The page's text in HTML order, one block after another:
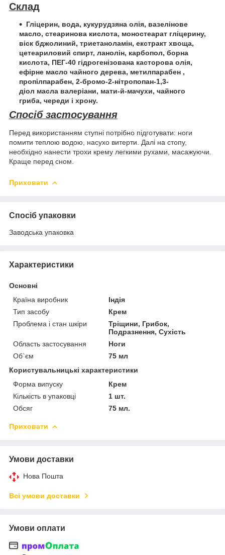
Склад
Гліцерин, вода, кукурудзяна олія, вазелінове
масло, стеаринова кислота, моностеарат гліцерину,
віск бджолиний, триетаноламін, екстракт хвоща,
цетеариловий спирт, ланолін, карбопол, борна
кислота, ПЕГ-40 гідрогенізована касторова олія,
ефірне масло чайного дерева, метилпарабен ,
пропілпарабен, 2-бромо-2-нітропопан-1,3-
діол масла валеріани, мати-й-мачухи, чайного
гриба, череди і хрону.
Спосіб застосування
Перед використанням ступні потрібно підготувати: ноги
помити теплою водою, насухо витерти. Далі на стопу,
необхідно нанести трохи крему легкими рухами, масажуючи.
Краще перед сном.
Приховати
Спосіб упаковки
Заводська упаковка
Характеристики
Основні
Країна виробник
Індія
Тип засобу
Крем
Проблема і стан шкіри
Тріщини, Грибок,
Подразнення, Сухість
Область застосування
Ноги
Об`єм
75 мл
Користувальницькі характеристики
Форма випуску
Крем
Кількість в упаковці
1 шт.
Обсяг
75 мл.
Приховати
Умови доставки
Нова Пошта
Всі умови доставки
Умови оплати